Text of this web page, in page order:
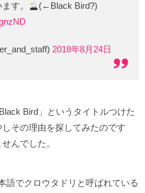
す。
(←Black Bird?)
2018年8月24日
Bird」というタイトルつけた
その理由を探してみたのです
んでした。
語でクロウタドリと呼ばれている